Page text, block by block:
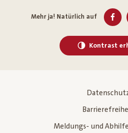
Mehr ja! Natürlich auf
Kontrast
Meldungs- und